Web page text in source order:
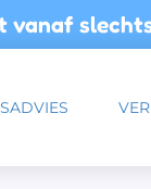
vanaf